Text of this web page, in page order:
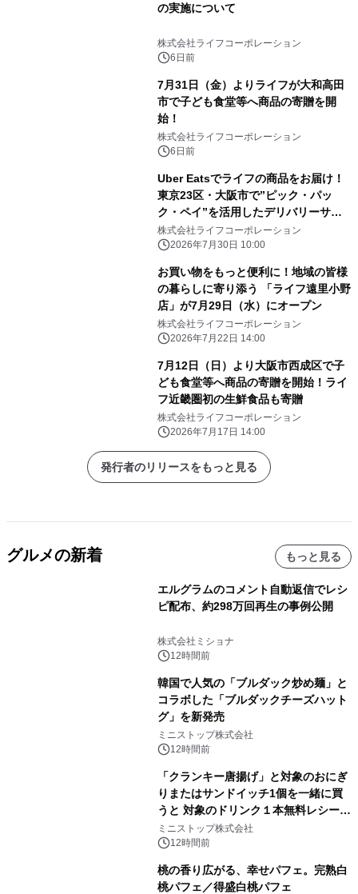
の実施について
株式会社ライフコーポレーション
6日前
7月31日（金）よりライフが大和高田
市で子ども食堂等へ商品の寄贈を開
始！
株式会社ライフコーポレーション
6日前
Uber Eatsでライフの商品をお届け！
東京23区・大阪市で”ピック・パッ
ク・ペイ”を活用したデリバリーサー
ビスを開始
株式会社ライフコーポレーション
2026年7月30日 10:00
お買い物をもっと便利に！地域の皆様
の暮らしに寄り添う 「ライフ遠里小野
店」が7月29日（水）にオープン
株式会社ライフコーポレーション
2026年7月22日 14:00
7月12日（日）より大阪市西成区で子
ども食堂等へ商品の寄贈を開始！ライ
フ近畿圏初の生鮮食品も寄贈
株式会社ライフコーポレーション
2026年7月17日 14:00
発行者のリリースをもっと見る
グルメの新着 もっと見る
エルグラムのコメント自動返信でレシ
ピ配布、約298万回再生の事例公開
株式会社ミショナ
12時間前
韓国で人気の「ブルダック炒め麺」と
コラボした「ブルダックチーズハット
グ」を新発売
ミニストップ株式会社
12時間前
「クランキー唐揚げ」と対象のおにぎ
りまたはサンドイッチ1個を一緒に買
うと 対象のドリンク１本無料レシート
クーポンもらえる！※1
ミニストップ株式会社
12時間前
桃の香り広がる、幸せパフェ。完熟白
桃パフェ／得盛白桃パフェ